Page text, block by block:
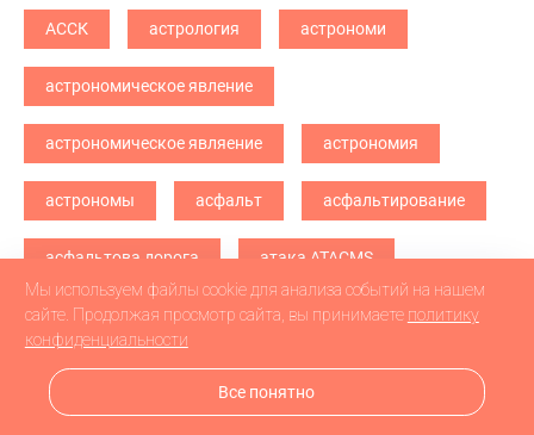
АССК астрология астрономи
астрономическое явление
астрономическое являение астрономия
астрономы асфальт асфальтирование
асфальтова дорога атака ATACMS
атака БПЛА атака дронв атака дронов
атака дронов БПЛА атака дронов\
Мы используем файлы cookie для анализа событий на нашем
сайте. Продолжая просмотр сайта, вы принимаете политику
конфиденциальности
Все понятно